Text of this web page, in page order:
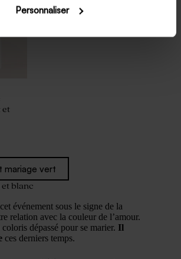
Personnaliser
et
mariage vert
et blanc
événement sous le signe de la
relation avec la couleur de l’amour.
dépassé pour se marier. Il
ces derniers temps.